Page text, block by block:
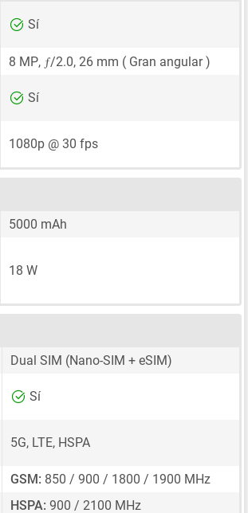
Sí
8 MP, ƒ/2.0, 26 mm ( Gran angular )
Sí
1080p @ 30 fps
5000 mAh
18 W
Dual SIM (Nano-SIM + eSIM)
Sí
5G, LTE, HSPA
GSM: 850 / 900 / 1800 / 1900 MHz
HSPA: 900 / 2100 MHz